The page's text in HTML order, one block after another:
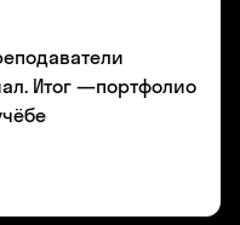
Итог —портфолио